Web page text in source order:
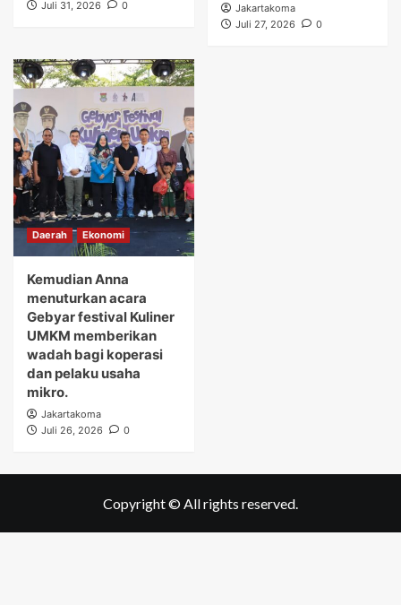
Juli 31, 2026
0
Jakartakoma
Juli 27, 2026
0
Daerah Ekonomi
Kemudian Anna
menuturkan acara
Gebyar festival Kuliner
UMKM memberikan
wadah bagi koperasi
dan pelaku usaha
mikro.
Jakartakoma
Juli 26, 2026
0
Copyright © All rights reserved.